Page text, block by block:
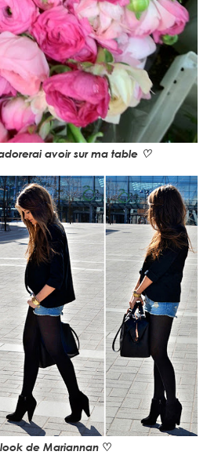
avoir sur ma table ♡
de Mariannan ♡